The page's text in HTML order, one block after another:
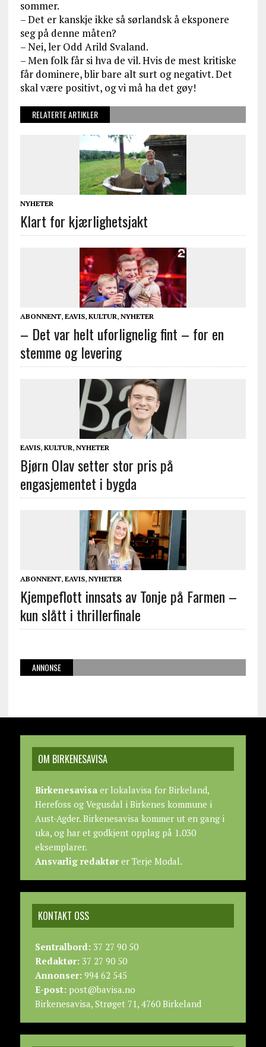
sommer.
– Det er kanskje ikke så sørlandsk å eksponere
seg på denne måten?
– Nei, ler Odd Arild Svaland.
– Men folk får si hva de vil. Hvis de mest kritiske
får dominere, blir bare alt surt og negativt. Det
skal være positivt, og vi må ha det gøy!
RELATERTE ARTIKLER
NYHETER
Klart for kjærlighetsjakt
ABONNENT, EAVIS, KULTUR, NYHETER
– Det var helt uforlignelig fint – for en
stemme og levering
EAVIS, KULTUR, NYHETER
Bjørn Olav setter stor pris på
engasjementet i bygda
ABONNENT, EAVIS, NYHETER
Kjempeflott innsats av Tonje på Farmen –
kun slått i thrillerfinale
ANNONSE
OM BIRKENESAVISA
Birkenesavisaer lokalavisa for Birkeland,
Herefoss og Vegusdal i Birkenes kommune i
Aust-Agder. Birkenesavisa kommer ut en gang i
uka, og har et godkjent opplag på 1.030
eksemplarer.
Ansvarlig redaktører Terje Modal.
KONTAKT OSS
Sentralbord:37 27 90 50
Redaktør:37 27 90 50
Annonser:994 62 545
E-post:post@bavisa.no
Birkenesavisa, Strøget 71, 4760 Birkeland